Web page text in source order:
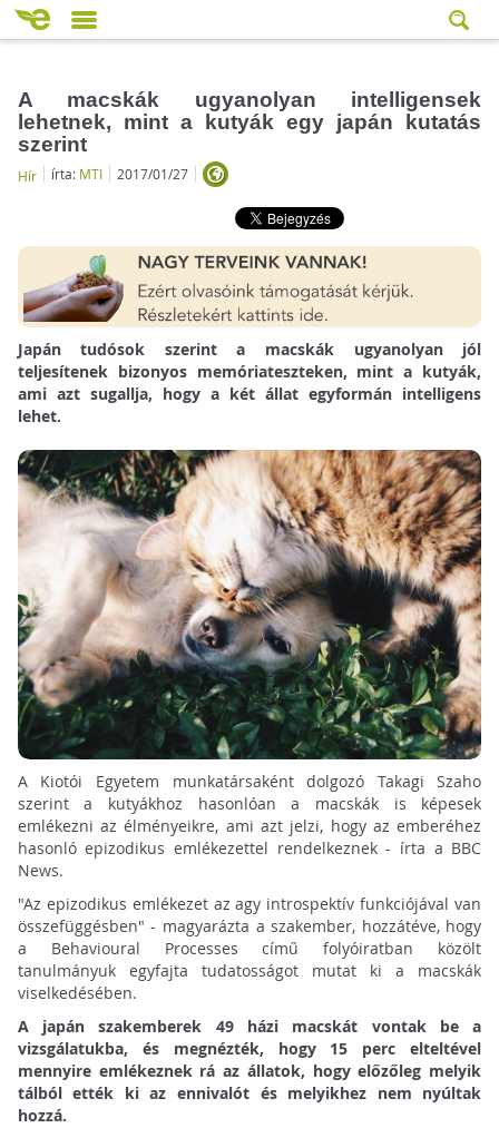
A macskák ugyanolyan intelligensek
lehetnek, mint a kutyák egy japán kutatás
szerint
Hír írta: MTI 2017/01/27
Japán tudósok szerint a macskák ugyanolyan jól
teljesítenek bizonyos memóriateszteken, mint a kutyák,
ami azt sugallja, hogy a két állat egyformán intelligens
lehet.
A Kiotói Egyetem munkatársaként dolgozó Takagi Szaho
szerint a kutyákhoz hasonlóan a macskák is képesek
emlékezni az élményeikre, ami azt jelzi, hogy az emberéhez
hasonló epizodikus emlékezettel rendelkeznek - írta a BBC
News.
"Az epizodikus emlékezet az agy introspektív funkciójával van
összefüggésben" - magyarázta a szakember, hozzátéve, hogy
a Behavioural Processes című folyóiratban közölt
tanulmányuk egyfajta tudatosságot mutat ki a macskák
viselkedésében.
A japán szakemberek 49 házi macskát vontak be a
vizsgálatukba, és megnézték, hogy 15 perc elteltével
mennyire emlékeznek rá az állatok, hogy előzőleg melyik
tálból ették ki az ennivalót és melyikhez nem nyúltak
hozzá.